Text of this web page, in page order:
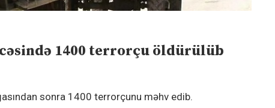
1400 terrorçu öldürülüb
sonra 1400 terrorçunu məhv edib.